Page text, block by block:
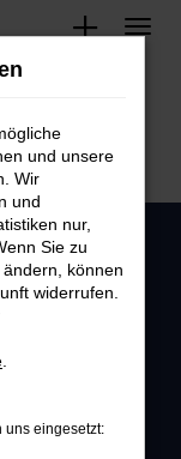
Azubis
und unsere
Wir
und
nur,
Sie zu
können
widerrufen.
uns eingesetzt: